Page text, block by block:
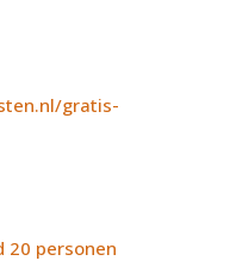
gratis-
20 personen